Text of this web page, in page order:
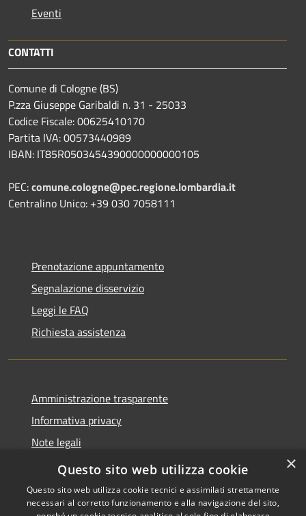
Eventi
CONTATTI
Comune di Cologne (BS)
P.zza Giuseppe Garibaldi n. 31 - 25033
Codice Fiscale: 00625410170
Partita IVA: 00573440989
IBAN: IT85R0503454390000000000105
PEC:comune.cologne@pec.regione.lombardia.it
Centralino Unico: +39 030 7058111
Prenotazione appuntamento
Segnalazione disservizio
Leggi le FAQ
Richiesta assistenza
Amministrazione trasparente
Informativa privacy
Note legali
Dichiarazione di accessibilità
×
Questo sito web utilizza cookie
Questo sito web utilizza cookie tecnici e assimilati strettamente
necessari al corretto funzionamento e alla navigazione del sito,